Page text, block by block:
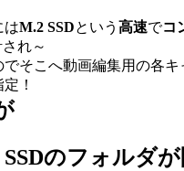
はM.2 SSDという 高速でコ
れ～
でそこへ動画編集用の各キ
！
のフォルダ